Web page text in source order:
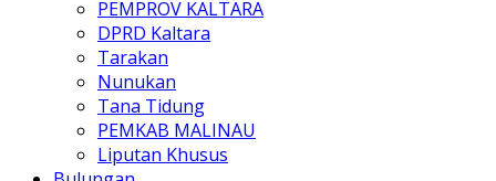
PEMPROV KALTARA
DPRD Kaltara
Tarakan
Nunukan
Tana Tidung
PEMKAB MALINAU
Liputan Khusus